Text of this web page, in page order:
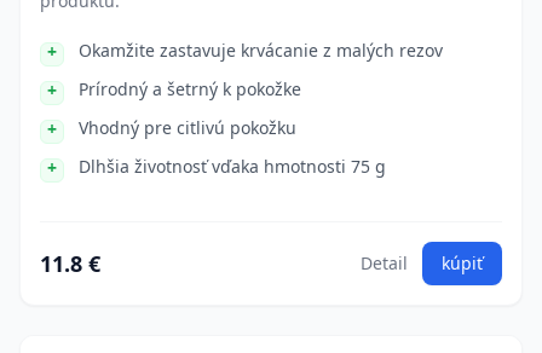
Okamžite zastavuje krvácanie z malých rezov
Prírodný a šetrný k pokožke
Vhodný pre citlivú pokožku
Dlhšia životnosť vďaka hmotnosti 75 g
11.8 € Detail kúpiť